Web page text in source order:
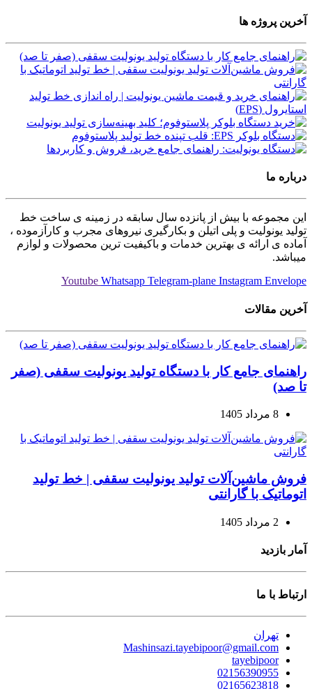
آخرین پروژه ها
درباره ما
این مجموعه با بیش از پانزده سال سابقه در زمینه ی ساخت خط
تولید یونولیت و پلی اتیلن و بکارگیری نیروهای مجرب و کارآزموده ،
آماده ی ارائه ی بهترین خدمات و باکیفیت ترین محصولات و لوازم
میباشد.
Youtube Whatsapp Telegram-plane Instagram Envelope
آخرین مقالات
راهنمای جامع کار با دستگاه تولید یونولیت سقفی (صفر
تا صد)
8 مرداد 1405
فروش ماشین‌آلات تولید یونولیت سقفی | خط تولید
اتوماتیک با گارانتی
2 مرداد 1405
آمار بازدید
ارتباط با ما
تهران
Mashinsazi.tayebipoor@gmail.com
tayebipoor
02156390955
02165623818